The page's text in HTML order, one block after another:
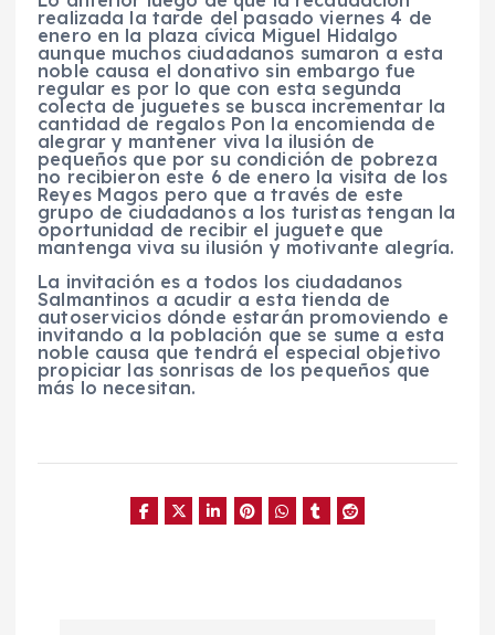
realizada la tarde del pasado viernes 4 de
enero en la plaza cívica Miguel Hidalgo
aunque muchos ciudadanos sumaron a esta
noble causa el donativo sin embargo fue
regular es por lo que con esta segunda
colecta de juguetes se busca incrementar la
cantidad de regalos Pon la encomienda de
alegrar y mantener viva la ilusión de
pequeños que por su condición de pobreza
no recibieron este 6 de enero la visita de los
Reyes Magos pero que a través de este
grupo de ciudadanos a los turistas tengan la
oportunidad de recibir el juguete que
mantenga viva su ilusión y motivante alegría.
La invitación es a todos los ciudadanos
Salmantinos a acudir a esta tienda de
autoservicios dónde estarán promoviendo e
invitando a la población que se sume a esta
noble causa que tendrá el especial objetivo
propiciar las sonrisas de los pequeños que
más lo necesitan.